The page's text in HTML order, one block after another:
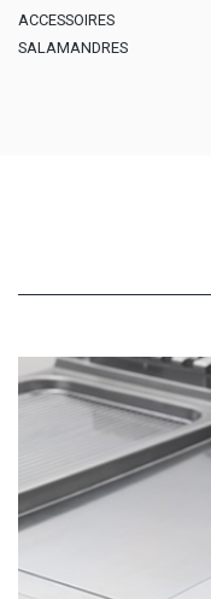
ACCESSOIRES
SALAMANDRES